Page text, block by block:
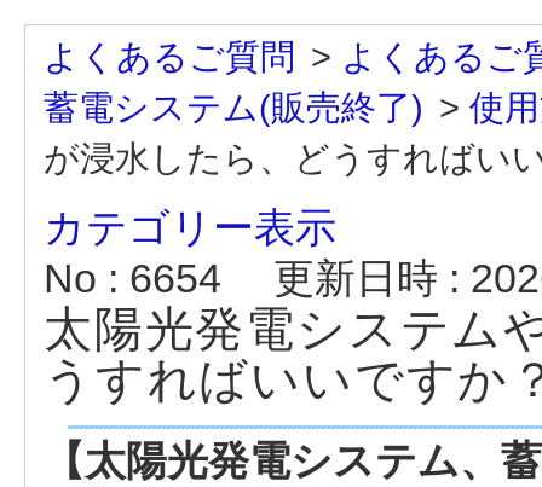
よくあるご質問 > よくあるご
蓄電システム(販売終了) > 使
が浸水したら、どうすればい
カテゴリー表示
No : 6654
更新日時 :
太陽光発電システム
うすればいいですか
【太陽光発電システム、